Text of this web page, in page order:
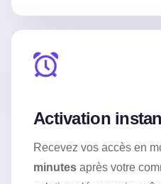
Activation
Recevez vos accès en
minutes après votre